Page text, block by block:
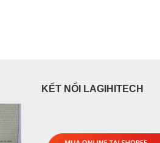
KẾT NỐI LAGIHITECH